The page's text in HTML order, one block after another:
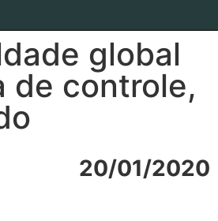
global
de controle,
20/01/2020